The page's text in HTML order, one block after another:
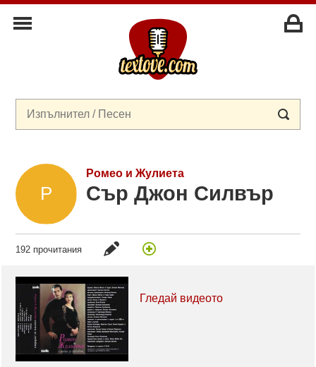
Ромео и Жулиета
Сър Джон Силвър
192 прочитания
Гледай видеото